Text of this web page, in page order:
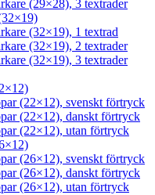
(29×28), 3 textrader
(32×19), 1 textrad
(32×19), 2 textrader
(32×19), 3 textrader
(22×12), svenskt förtryck
(22×12), danskt förtryck
(22×12), utan förtryck
(26×12), svenskt förtryck
(26×12), danskt förtryck
(26×12), utan förtryck